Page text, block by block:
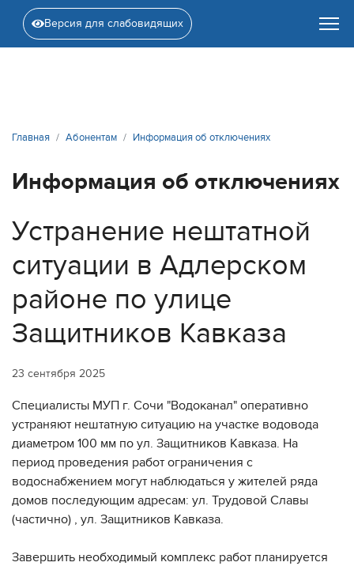
Версия для слабовидящих
Главная Абонентам Информация об отключениях
Информация об отключениях
Устранение нештатной
ситуации в Адлерском
районе по улице
Защитников Кавказа
23 сентября 2025
Специалисты МУП г. Сочи "Водоканал" оперативно
устраняют нештатную ситуацию на участке водовода
диаметром 100 мм по ул. Защитников Кавказа. На
период проведения работ ограничения с
водоснабжением могут наблюдаться у жителей ряда
домов последующим адресам: ул. Трудовой Славы
(частично) , ул. Защитников Кавказа.
Завершить необходимый комплекс работ планируется